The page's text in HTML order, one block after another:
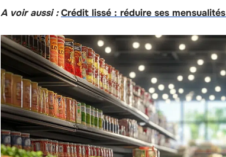
A voir aussi :Crédit lissé : réduire ses